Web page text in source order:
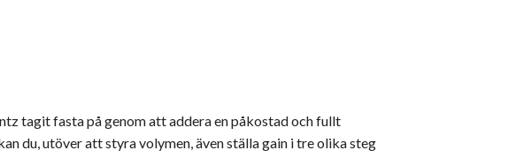
tagit fasta på genom att addera en påkostad och fullt
du, utöver att styra volymen, även ställa gain i tre olika steg